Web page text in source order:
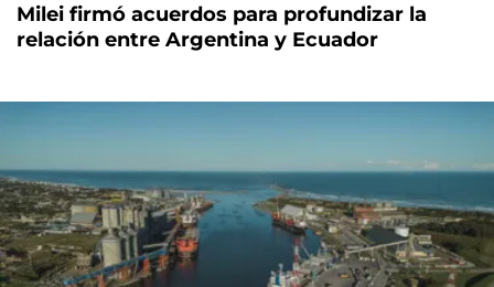
Milei firmó acuerdos para profundizar la
relación entre Argentina y Ecuador